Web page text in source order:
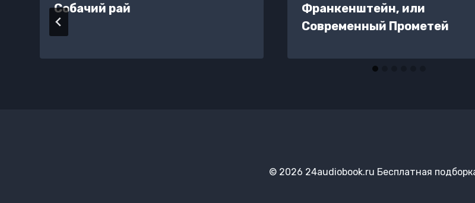
Собачий рай
Франкенштейн, или
Современный Прометей
© 2026 24audiobook.ru Бесплатная